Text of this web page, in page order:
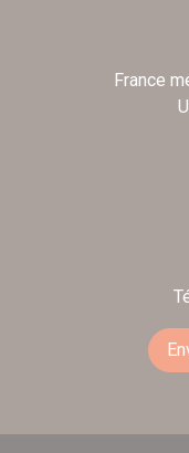
France